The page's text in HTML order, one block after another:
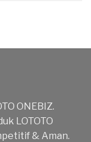
ONEBIZ.
LOTOTO
& Aman.